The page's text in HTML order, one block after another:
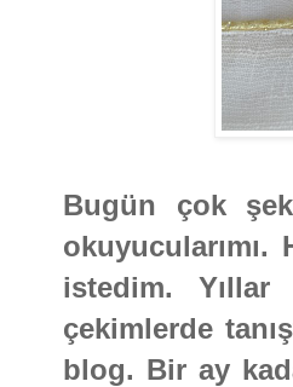
Bugün çok
istedim.
çekimlerde
blog. Bir ay